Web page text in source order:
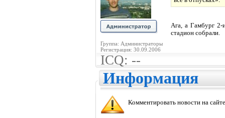
Группа: Администраторы
Регистрация: 30.09.2006
Ага, а Гамбург 2-
стадион собрали.
ICQ: --
Информация
Комментировать новости на